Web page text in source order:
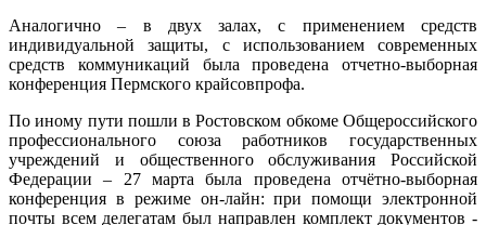
Аналогично – в двух залах, с применением средств
индивидуальной защиты, с использованием современных
средств коммуникаций была проведена отчетно-выборная
конференция Пермского крайсовпрофа.
По иному пути пошли в Ростовском обкоме Общероссийского
профессионального союза работников государственных
учреждений и общественного обслуживания Российской
Федерации – 27 марта была проведена отчётно-выборная
конференция в режиме он-лайн: при помощи электронной
почты всем делегатам был направлен комплект документов -